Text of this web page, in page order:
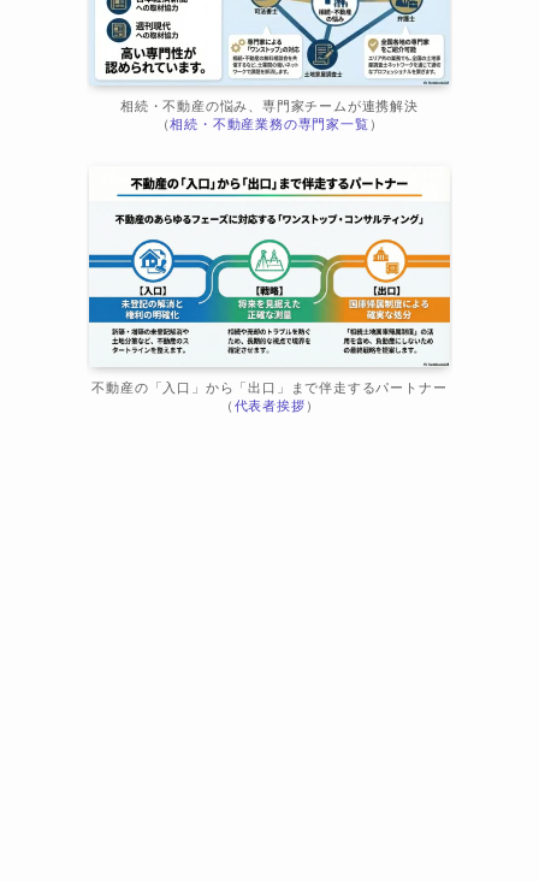
相続・不動産の悩み、専門家チームが連携解決
（相続・不動産業務の専門家一覧）
不動産の「入口」から「出口」まで伴走するパートナー
（代表者挨拶）